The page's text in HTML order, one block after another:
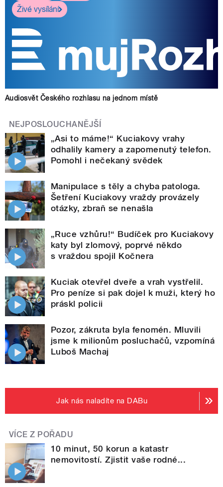
Živé vysílání
Audiosvět Českého rozhlasu na jednom místě
NEJPOSLOUCHANĚJŠÍ
„Asi to máme!“ Kuciakovy vrahy
odhalily kamery a zapomenutý telefon.
Pomohl i nečekaný svědek
Manipulace s těly a chyba patologa.
Šetření Kuciakovy vraždy provázely
otázky, zbraň se nenašla
„Ruce vzhůru!“ Budíček pro Kuciakovy
katy byl zlomový, poprvé někdo
s vraždou spojil Kočnera
Kuciak otevřel dveře a vrah vystřelil.
Pro peníze si pak dojel k muži, který ho
práskl policii
Pozor, zákruta byla fenomén. Mluvili
jsme k milionům posluchačů, vzpomíná
Luboš Machaj
Jak nás naladíte na DABu
VÍCE Z POŘADU
10 minut, 50 korun a katastr
nemovitostí. Zjistit vaše rodné...